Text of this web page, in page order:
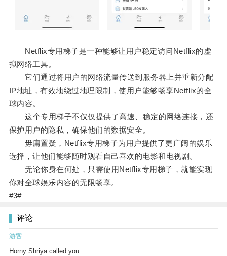
Netflix专用梯子是一种能够让用户稳定访问Netflix的虚
拟网络工具。
它们通过将用户的网络流量传送到服务器上并重新分配
IP地址，有效地绕过地理限制，使用户能够畅享Netflix的全
球内容。
这个专用梯子不仅仅提供了高速、稳定的网络连接，还
保护用户的隐私，确保他们的数据安全。
毋庸置疑，Netflix专用梯子为用户提供了更广阔的娱乐
选择，让他们能够随时观看自己喜欢的电影和电视剧。
无论你身在何处，只需使用Netflix专用梯子，就能实现
你对全球娱乐内容的无限畅享。
#3#
评论
游客
Horny Shriya called you